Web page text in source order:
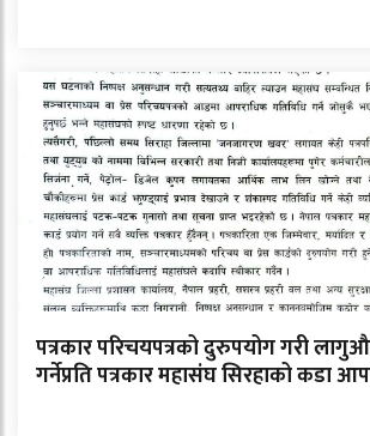
पत्रकार परिचयपत्रको दुरुपयोग गरी
गर्नेप्रति पत्रकार महासंघ सिरहाको कडा